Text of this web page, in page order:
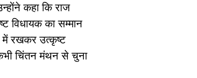
कहा कि राज
विधायक का सम्मान
में रखकर उत्कृष्ट
चिंतन मंथन से चुना